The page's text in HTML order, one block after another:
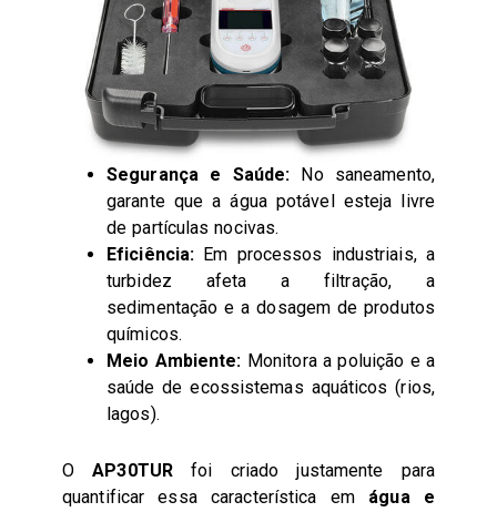
Segurança e Saúde: No saneamento,
garante que a água potável esteja livre
de partículas nocivas.
Eficiência: Em processos industriais, a
turbidez afeta a filtração, a
sedimentação e a dosagem de produtos
químicos.
Meio Ambiente: Monitora a poluição e a
saúde de ecossistemas aquáticos (rios,
lagos).
OAP30TURfoi criado justamente para
quantificar essa característica em água e